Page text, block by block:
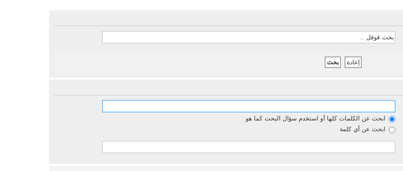
ابحث عن الكلمات كلها أو استخدم سؤال البحث كما هو
ابحث عن أي كلمة